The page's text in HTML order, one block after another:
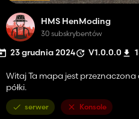
HMS HenModing
30 subskrybentów
23 grudnia 2024 V1.0.0.0
Witaj Ta mapa jest
półki.
serwer Konsole